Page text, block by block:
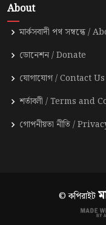
About
মার্কসবাদী পথ সম্বন্ধে /
ডোনেশন / Donate
যোগাযোগ / Contact Us
শর্তাবলী / Terms and
গোপনীয়তা নীতি /
© কপিরাইট